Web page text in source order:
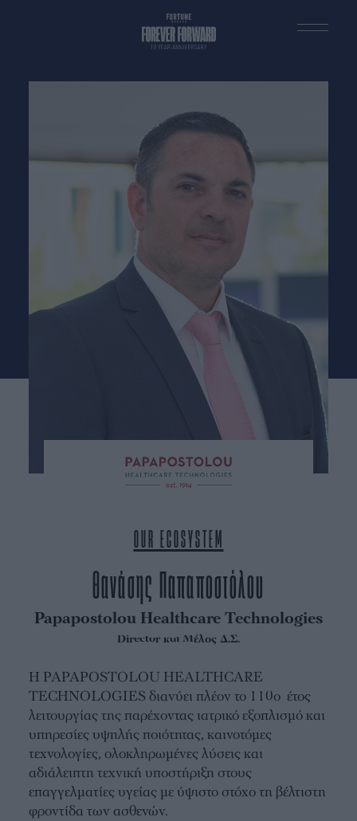
OUR ECOSYSTEM
Θανάσης Παπαποστόλου
Papapostolou Healthcare Technologies
Director και Μέλος Δ.Σ.
Η PAPAPOSTOLOU HEALTHCARE
TECHNOLOGIES διανύει πλέον το 110ο έτος
λειτουργίας της παρέχοντας ιατρικό εξοπλισμό και
υπηρεσίες υψηλής ποιότητας, καινοτόμες
τεχνολογίες, ολοκληρωμένες λύσεις και
αδιάλειπτη τεχνική υποστήριξη στους
επαγγελματίες υγείας με ύψιστο στόχο τη βέλτιστη
φροντίδα των ασθενών.